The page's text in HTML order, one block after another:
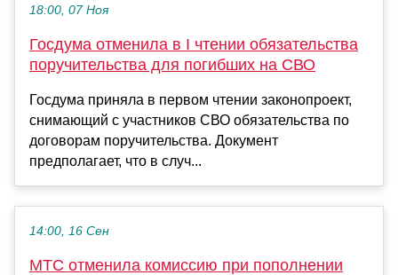
18:00, 07 Ноя
Госдума отменила в I чтении обязательства
поручительства для погибших на СВО
Госдума приняла в первом чтении законопроект,
снимающий с участников СВО обязательства по
договорам поручительства. Документ
предполагает, что в случ...
14:00, 16 Сен
МТС отменила комиссию при пополнении